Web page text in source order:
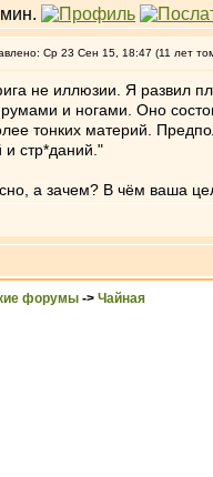
Ср 23 Сен 15, 18:47 (11 лет
не иллюзии. Я развил
румами и ногами. Оно
тонких материй.
и стр*даний."
а зачем? В чём ваша
форумы -> Чайная